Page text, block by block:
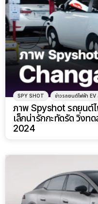
SPY SHOT ข่าวรถยนต์ไฟฟ้า EV
ภาพ Spyshot รถยนต์
เล็กน่ารักกะทัดรัด วิ่งท
2024